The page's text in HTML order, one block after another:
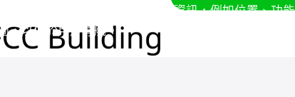
創建可預約的設備並輸入詳細資訊，例如位置、功
，以便於用戶導航。